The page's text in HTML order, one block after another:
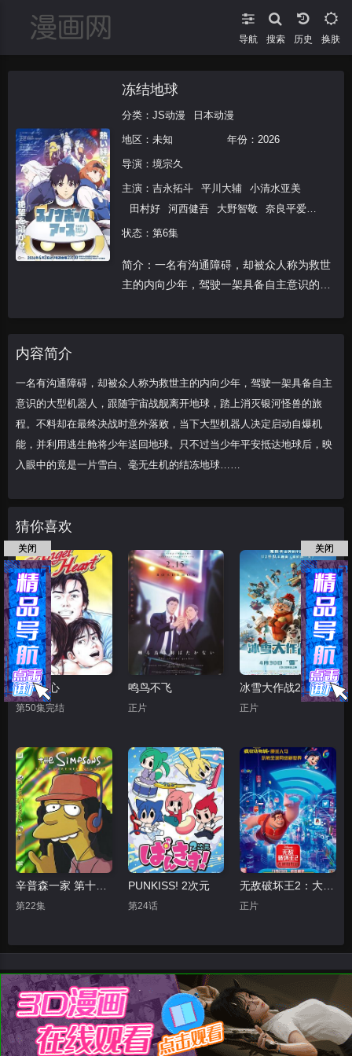
导航 搜索 换肤
冻结地球
分类： JS动漫 日本动漫
地区：未知 年份： 2026
导演： 境宗久
主演： 吉永拓斗 平川大辅
小清水亚美
田村好
河西健吾 大野智敬
奈良平爱
实
永濑安奈
状态：第6集
简介：一名有沟通障碍，却被众人称为救世
主的内向少年，驾驶一架具备自主意识的大
内容简介
一名有沟通障碍，却被众人称为救世主的内向少年，驾驶一架具备自主
意识的大型机器人，跟随宇宙战舰离开地球，踏上消灭银河怪兽的旅
程。不料却在最终决战时意外落败，当下大型机器人决定启动自爆机
能，并利用逃生舱将少年送回地球。只不过当少年平安抵达地球后，映
入眼中的竟是一片雪白、毫无生机的结冻地球……
猜你喜欢
天使之心
第50集完结
鸣鸟不飞
正片
冰雪大作战2（原声版）
正片
第22集
PUNKISS! 2次元
第24话 正片
关闭 关闭